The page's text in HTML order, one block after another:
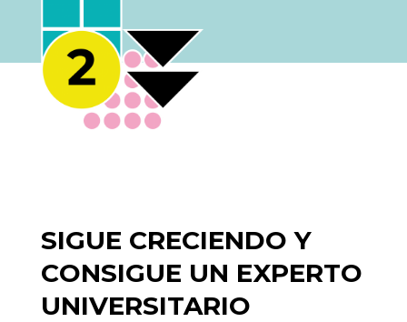
SIGUE CRECIENDO Y
CONSIGUE UN EXPERTO
UNIVERSITARIO